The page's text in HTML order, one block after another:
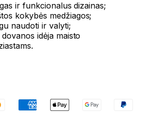
ir funkcionalus dizainas;
kokybės medžiagos;
naudoti ir valyti;
dovanos idėja maisto